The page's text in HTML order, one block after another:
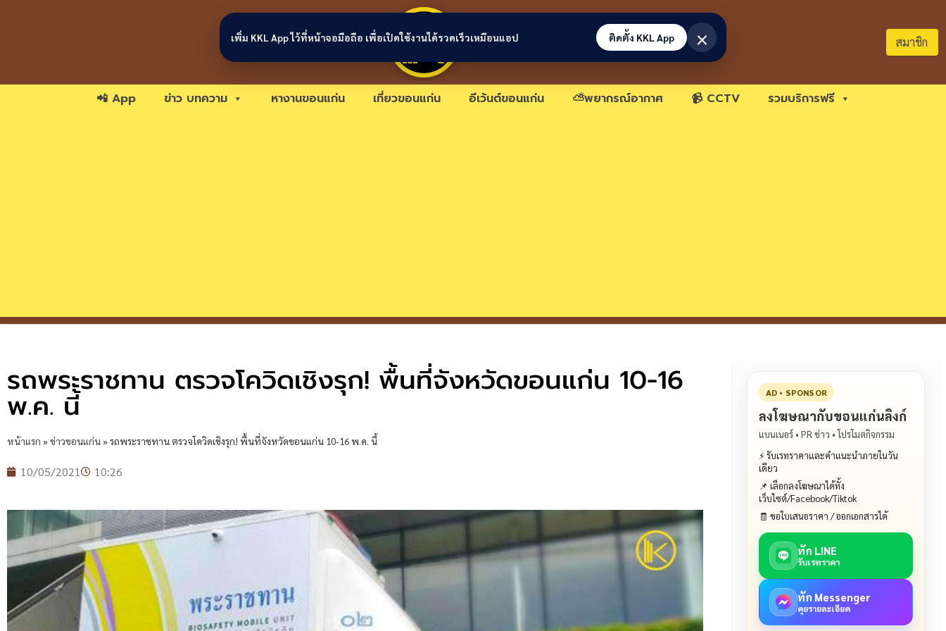
ขอนแก่นลิงก์ สมาชิก
📲 App ข่าว บทความ หางานขอนแก่น เที่ยวขอนแก่น อีเว้นต์ขอนแก่น ⛅พยากรณ์อากาศ 📹 CCTV รวมบริการฟรี
รถพระราชทาน ตรวจโควิดเชิงรุก! พื้นที่จังหวัดขอนแก่น 10-16
พ.ค. นี้
หน้าแรก »ข่าวขอนแก่น»รถพระราชทาน ตรวจโควิดเชิงรุก! พื้นที่จังหวัดขอนแก่น 10-16 พ.ค. นี้
10/05/2021 10:26
AD • SPONSOR
ลงโฆษณากับขอนแก่นลิงก์
แบนเนอร์ • PR ข่าว • โปรโมตกิจกรรม
⚡ รับเรทราคาและคำแนะนำภายในวัน
เดียว
📌 เลือกลงโฆษณาได้ทั้ง
เว็บไซต์/Facebook/Tiktok
🧾 ขอใบเสนอราคา / ออกเอกสารได้
ทัก LINE
รับเรทราคา
ทัก Messenger
คุยรายละเอียด
เพิ่ม KKL App ไว้ที่หน้าจอมือถือ เพื่อเปิดใช้งานได้รวดเร็วเหมือนแอป ติดตั้ง KKL App ×